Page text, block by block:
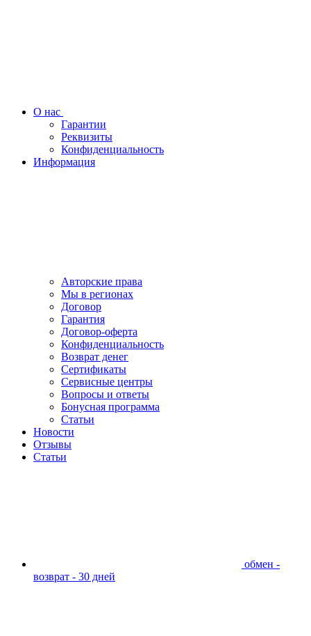
О нас
Гарантии
Реквизиты
Конфиденциальность
Информация
Авторские права
Мы в регионах
Договор
Гарантия
Договор-оферта
Конфиденциальность
Возврат денег
Сертификаты
Сервисные центры
Вопросы и ответы
Бонусная программа
Статьи
Новости
Отзывы
Статьи
обмен -
возврат - 30 дней